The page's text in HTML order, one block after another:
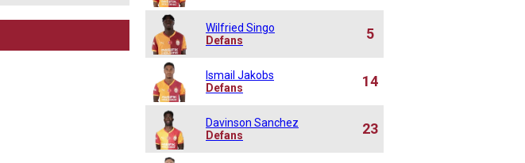
Wilfried Singo
Defans
5
Ismail Jakobs
Defans
14
Davinson Sanchez
Defans
23